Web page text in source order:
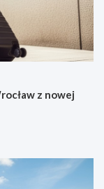
z nowej